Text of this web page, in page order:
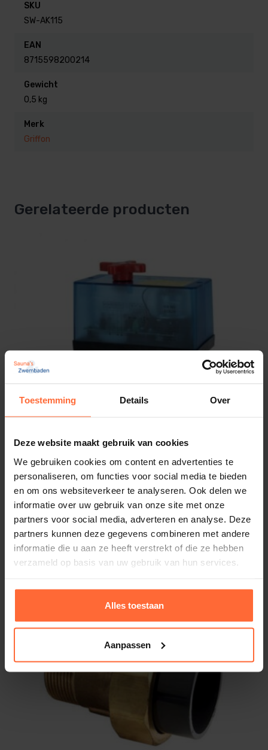
Toestemming Details Over
Deze website maakt gebruik van cookies
We gebruiken cookies om content en advertenties te
personaliseren, om functies voor social media te bieden
en om ons websiteverkeer te analyseren. Ook delen we
informatie over uw gebruik van onze site met onze
partners voor social media, adverteren en analyse. Deze
partners kunnen deze gegevens combineren met andere
informatie die u aan ze heeft verstrekt of die ze hebben
verzameld op basis van uw gebruik van hun services.
Alles toestaan
Aanpassen
SKU
SW-AK115
EAN
8715598200214
Gewicht
0,5 kg
Merk
Griffon
Gerelateerde producten
2-Weg kogelkraan 63 mm met servomotor
240V
628,95 Op voorraad